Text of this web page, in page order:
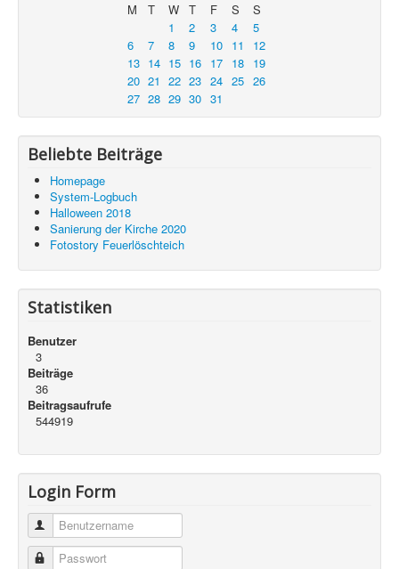
M
T W T F S
S
1
2 3 4
5
6
7 8 9 10 11
12
13 14 15 16 17 18
19
20 21 22 23 24 25 26
27 28 29 30 31
Beliebte Beiträge
Homepage
System-Logbuch
Halloween 2018
Sanierung der Kirche 2020
Fotostory Feuerlöschteich
Statistiken
Benutzer
3
Beiträge
36
Beitragsaufrufe
544919
Login Form
Benutzername
Passwort